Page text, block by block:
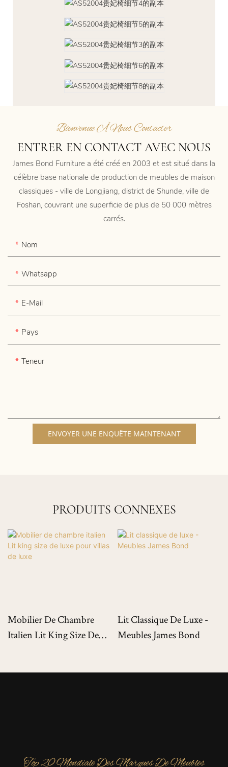
Bienvenue À Nous Contacter
ENTRER EN CONTACT AVEC NOUS
James Bond Furniture a été créé en 2003 et est situé dans la
célèbre base nationale de production de meubles de maison
classiques - ville de Longjiang, district de Shunde, ville de
Foshan, couvrant une superficie de plus de 50 000 mètres
carrés.
Nom
Whatsapp
E-Mail
Pays
Teneur
ENVOYER UNE ENQUÊTE MAINTENANT
PRODUITS CONNEXES
Mobilier De Chambre
Italien Lit King Size De
Lit Classique De Luxe -
Meubles James Bond
Top 20 Mondiale Des Marques De Meubles